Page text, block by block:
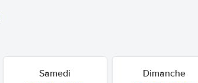
Samedi Dimanche